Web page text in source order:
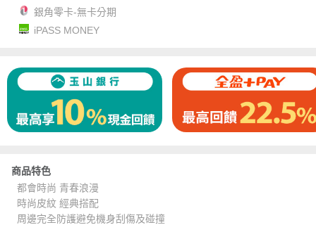
銀角零卡-無卡分期
iPASS MONEY
商品特色
都會時尚 青春浪漫
時尚皮紋 經典搭配
周邊完全防護避免機身刮傷及碰撞